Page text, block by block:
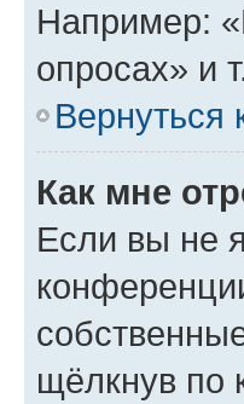
Например:
опросах» и
Вернуться
Как мне
Если вы не
щёлкнув по